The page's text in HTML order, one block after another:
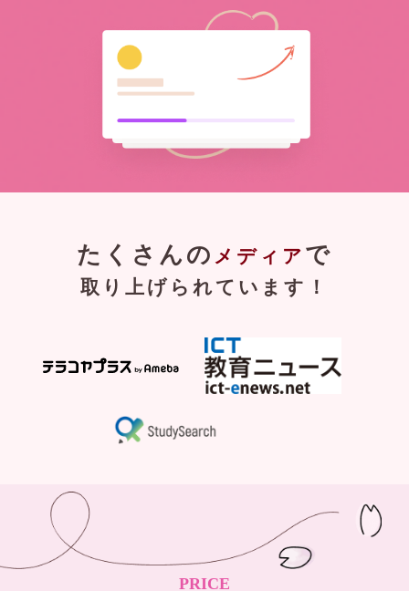
たくさんの メディア で
取り上げられています！
PRICE